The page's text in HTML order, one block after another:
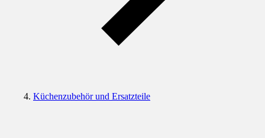
Küchenzubehör und Ersatzteile